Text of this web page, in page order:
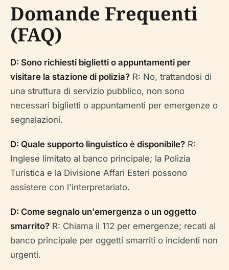
Domande Frequenti
(FAQ)
D: Sono richiesti biglietti o appuntamenti per
visitare la stazione di polizia? R: No, trattandosi di
una struttura di servizio pubblico, non sono
necessari biglietti o appuntamenti per emergenze o
segnalazioni.
D: Quale supporto linguistico è disponibile? R:
Inglese limitato al banco principale; la Polizia
Turistica e la Divisione Affari Esteri possono
assistere con l'interpretariato.
D: Come segnalo un'emergenza o un oggetto
smarrito? R: Chiama il 112 per emergenze; recati al
banco principale per oggetti smarriti o incidenti non
urgenti.